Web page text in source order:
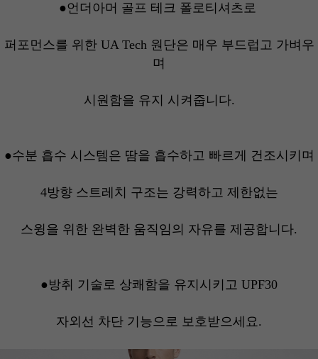
●언더아머 골프 테크 폴로티셔츠로
퍼포먼스를 위한 UA Tech 원단은 매우 부드럽고 가벼우
며
시원함을 유지 시켜줍니다.
●수분 흡수 시스템은 땀을 흡수하고 빠르게 건조시키며
4방향 스트레치 구조는 강력하고 제한없는
스윙을 위한 완벽한 움직임의 자유를 제공합니다.
●방취 기술로 상쾌함을 유지시키고 UPF30
자외선 차단 기능으로 보호받으세요.